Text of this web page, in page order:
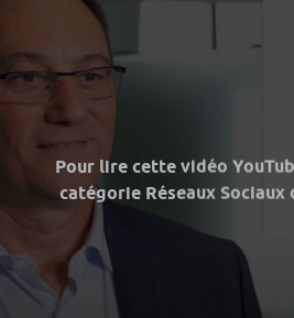
Pour lire cette vidéo
catégorie Réseaux